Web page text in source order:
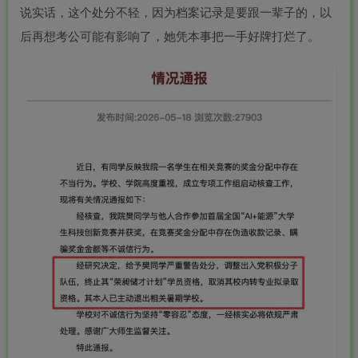
说实话，这个处分不轻，因为档案记录是要跟一辈子的，以
后再想考公可能有影响了，她凭本事把一手好牌打烂了。